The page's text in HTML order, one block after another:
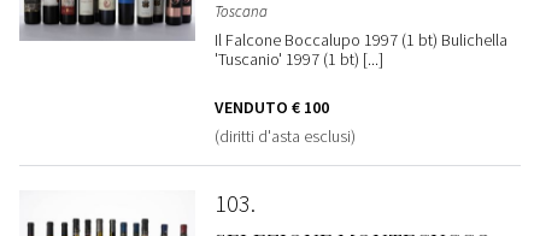
Toscana
Il Falcone Boccalupo 1997 (1 bt) Bulichella
'Tuscanio' 1997 (1 bt) [...]
VENDUTO € 100
(diritti d'asta esclusi)
103